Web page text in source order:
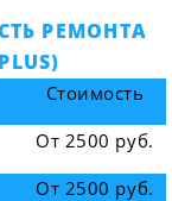
РЕМОНТА
Стоимость
От 2500 руб.
От 2500 руб.